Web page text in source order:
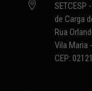

SETCESP
de Carga
Rua
Vila Maria
CEP: